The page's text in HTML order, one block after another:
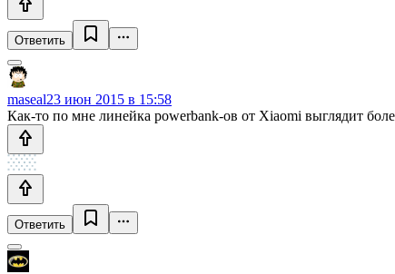
Ответить
maseal23 июн 2015 в 15:58
Как-то по мне линейка powerbank-ов от Xiaomi выглядит
Ответить